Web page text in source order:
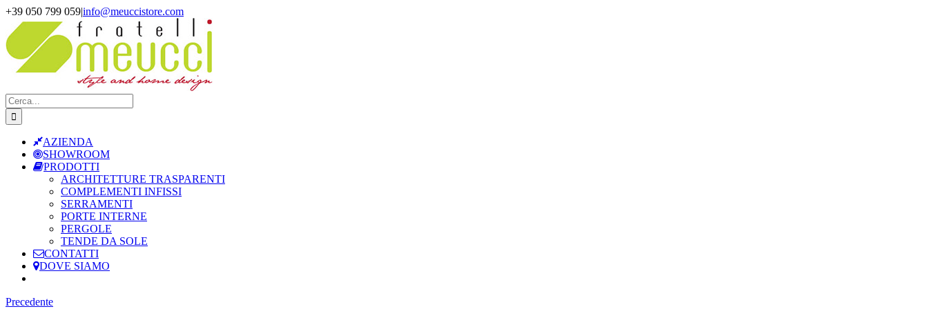
Salta
contenuto
+39 050 799 059|info@meuccistore.com
Cerca
per:
AZIENDA
SHOWROOM
PRODOTTI
ARCHITETTURE TRASPARENTI
COMPLEMENTI INFISSI
SERRAMENTI
PORTE INTERNE
PERGOLE
TENDE DA SOLE
CONTATTI
DOVE SIAMO
Precedente